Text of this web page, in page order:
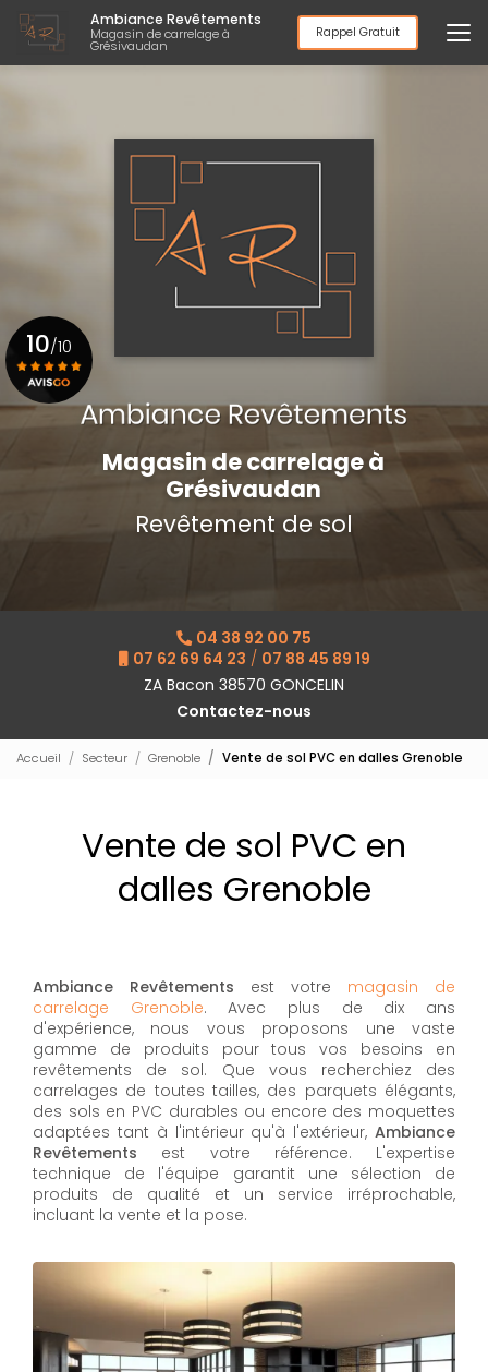
Aller
au
contenu
principal
Ambiance Revêtements
Magasin de carrelage à
Grésivaudan
Rappel Gratuit
Magasin de carrelage à
Grésivaudan
Revêtement de sol
04 38 92 00 75
07 62 69 64 23 / 07 88 45 89 19
ZA Bacon 38570 GONCELIN
Contactez-nous
10/10
Voir le certificat
Accueil Secteur Grenoble Vente de sol PVC en dalles Grenoble
Vente de sol PVC en
dalles Grenoble
Ambiance Revêtements est votre magasin de
carrelage Grenoble. Avec plus de dix ans
d'expérience, nous vous proposons une vaste
gamme de produits pour tous vos besoins en
revêtements de sol. Que vous recherchiez des
carrelages de toutes tailles, des parquets élégants,
des sols en PVC durables ou encore des moquettes
adaptées tant à l'intérieur qu'à l'extérieur, Ambiance
Revêtements est votre référence. L'expertise
technique de l'équipe garantit une sélection de
produits de qualité et un service irréprochable,
incluant la vente et la pose.